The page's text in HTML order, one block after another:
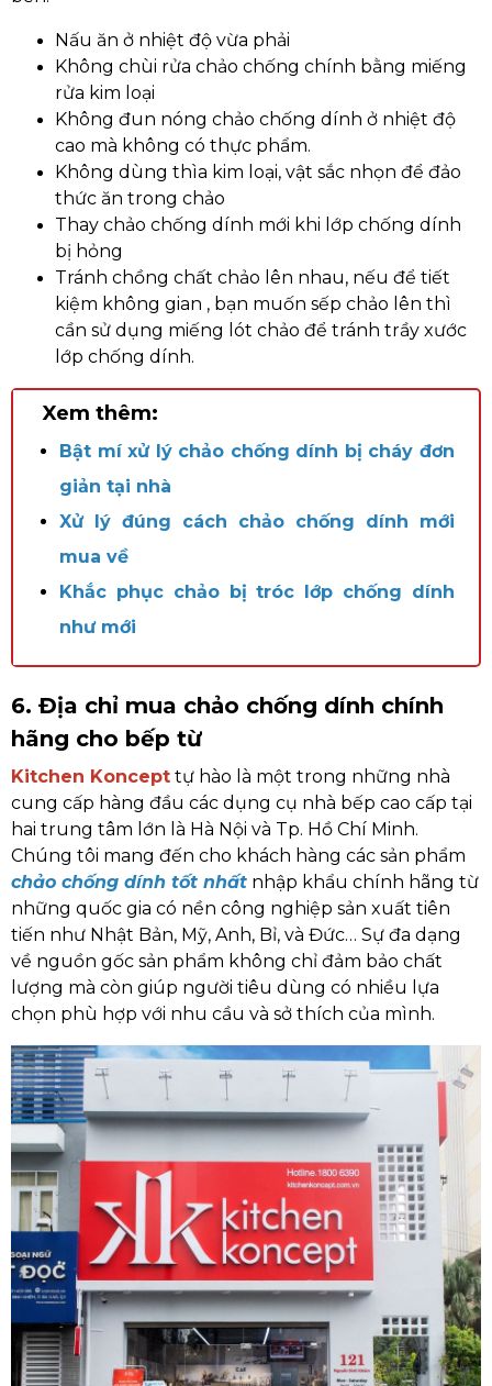
Nấu ăn ở nhiệt độ vừa phải
Không chùi rửa chảo chống chính bằng miếng
rửa kim loại
Không đun nóng chảo chống dính ở nhiệt độ
cao mà không có thực phẩm.
Không dùng thìa kim loại, vật sắc nhọn để đảo
thức ăn trong chảo
Thay chảo chống dính mới khi lớp chống dính
bị hỏng
Tránh chồng chất chảo lên nhau, nếu để tiết
kiệm không gian , bạn muốn sếp chảo lên thì
cần sử dụng miếng lót chảo để tránh trầy xước
lớp chống dính.
Xem thêm:
Bật mí xử lý chảo chống dính bị cháy đơn
giản tại nhà
Xử lý đúng cách chảo chống dính mới
mua về
Khắc phục chảo bị tróc lớp chống dính
như mới
6. Địa chỉ mua chảo chống dính chính
hãng cho bếp từ
Kitchen Koncept tự hào là một trong những nhà
cung cấp hàng đầu các dụng cụ nhà bếp cao cấp tại
hai trung tâm lớn là Hà Nội và Tp. Hồ Chí Minh.
Chúng tôi mang đến cho khách hàng các sản phẩm
chảo chống dính tốt nhất nhập khẩu chính hãng từ
những quốc gia có nền công nghiệp sản xuất tiên
tiến như Nhật Bản, Mỹ, Anh, Bỉ, và Đức… Sự đa dạng
về nguồn gốc sản phẩm không chỉ đảm bảo chất
lượng mà còn giúp người tiêu dùng có nhiều lựa
chọn phù hợp với nhu cầu và sở thích của mình.